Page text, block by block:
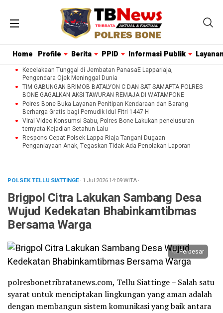
Home Profile Berita PPID Informasi Publik
Kecelakaan Tunggal di Jembatan PanasaE Lappariaja,
Pengendara Ojek Meninggal Dunia
TIM GABUNGAN BRIMOB BATALYON C DAN SAT SAMAPTA POLRES
BONE GAGALKAN AKSI TAWURAN REMAJA DI WATAMPONE
Polres Bone Buka Layanan Penitipan Kendaraan dan Barang
Berharga Gratis bagi Pemudik Idul Fitri 1447 H
Viral Video Konsumsi Sabu, Polres Bone Lakukan penelusuran
ternyata Kejadian Setahun Lalu
Respons Cepat Polsek Lappa Riaja Tangani Dugaan
Penganiayaan Anak, Tegaskan Tidak Ada Penolakan Laporan
POLSEK TELLU SIATTINGE· 1 Jul 202614:09WITA·
Brigpol Citra Lakukan Sambang Desa
Wujud Kedekatan Bhabinkamtibmas
Bersama Warga
Perbesar
polresbonetribratanews.com, Tellu Siattinge – Salah satu
syarat untuk menciptakan lingkungan yang aman adalah
dengan membangun sistem komunikasi yang baik antara